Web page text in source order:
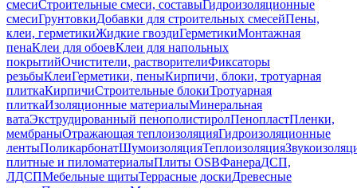
смесиСтроительные смеси, составыГидроизоляционные
смесиГрунтовкиДобавки для строительных смесейПены,
клеи, герметикиЖидкие гвоздиГерметикиМонтажная
пенаКлеи для обоевКлеи для напольных
покрытийОчистители, растворителиФиксаторы
резьбыКлеиГерметики, пеныКирпичи, блоки, тротуарная
плиткаКирпичиСтроительные блокиТротуарная
плиткаИзоляционные материалыМинеральная
ватаЭкструдированный пенополистиролПенопластПленки,
мембраныОтражающая теплоизоляцияГидроизоляционные
лентыПоликарбонатШумоизоляцияТеплоизоляция
плитные и пиломатериалыПлиты OSBФанераДСП,
ЛДСПМебельные щитыТеррасные доскиДревесные